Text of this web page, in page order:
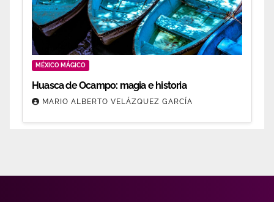
MÉXICO MÁGICO
Huasca de Ocampo: magia e historia
MARIO ALBERTO VELÁZQUEZ GARCÍA